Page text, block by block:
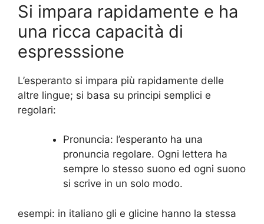
Si impara rapidamente e ha
una ricca capacità di
espresssione
L’esperanto si impara più rapidamente delle
altre lingue; si basa su principi semplici e
regolari:
Pronuncia: l’esperanto ha una
pronuncia regolare. Ogni lettera ha
sempre lo stesso suono ed ogni suono
si scrive in un solo modo.
esempi: in italiano gli e glicine hanno la stessa